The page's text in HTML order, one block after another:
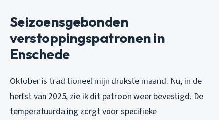
Seizoensgebonden
verstoppingspatronen in
Enschede
Oktober is traditioneel mijn drukste maand. Nu, in de
herfst van 2025, zie ik dit patroon weer bevestigd. De
temperatuurdaling zorgt voor specifieke